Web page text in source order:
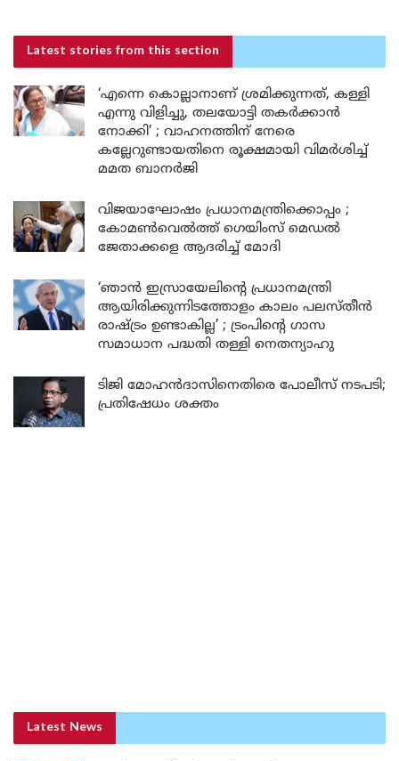
Latest stories from this section
‘എന്നെ കൊല്ലാനാണ് ശ്രമിക്കുന്നത്, കള്ളി
എന്നു വിളിച്ചു, തലയോട്ടി തകർക്കാൻ
നോക്കി’ ; വാഹനത്തിന് നേരെ
കല്ലേറുണ്ടായതിനെ രൂക്ഷമായി വിമർശിച്ച്
മമത ബാനർജി
വിജയാഘോഷം പ്രധാനമന്ത്രിക്കൊപ്പം ;
കോമൺവെൽത്ത് ഗെയിംസ് മെഡൽ
ജേതാക്കളെ ആദരിച്ച് മോദി
‘ഞാൻ ഇസ്രായേലിന്റെ പ്രധാനമന്ത്രി
ആയിരിക്കുന്നിടത്തോളം കാലം പലസ്തീൻ
രാഷ്ട്രം ഉണ്ടാകില്ല’ ; ട്രംപിന്റെ ഗാസ
സമാധാന പദ്ധതി തള്ളി നെതന്യാഹു
ടിജി മോഹൻദാസിനെതിരെ പോലീസ് നടപടി;
പ്രതിഷേധം ശക്തം
Latest News